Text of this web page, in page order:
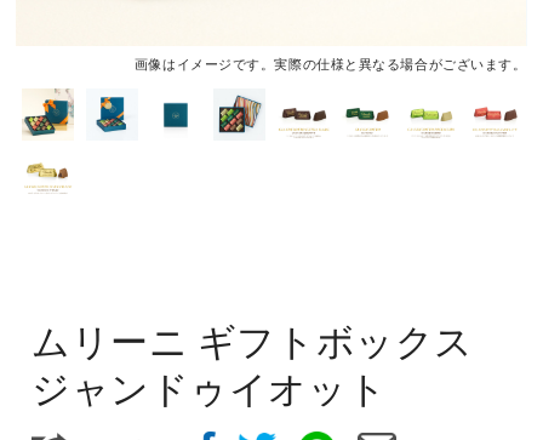
画像はイメージです。実際の仕様と異なる場合がございます。
ムリーニ ギフトボックス
ジャンドゥイオット